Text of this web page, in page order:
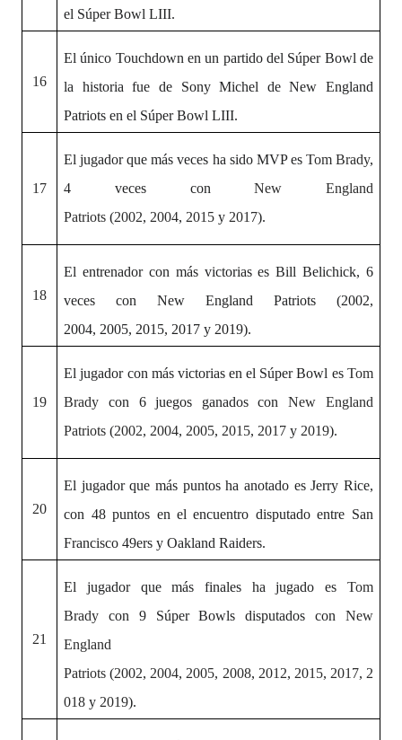
el Súper Bowl LIII.
16
El único Touchdown en un partido del Súper Bowl de
la historia fue de Sony Michel de New England
Patriots en el Súper Bowl LIII.
17
El jugador que más veces ha sido MVP es Tom Brady,
4 veces conNew England
Patriots (2002, 2004, 2015 y 2017).
18
El entrenador con más victorias es Bill Belichick, 6
veces con New England Patriots (2002,
2004, 2005, 2015, 2017 y 2019).
19
El jugador con más victoriasen el Súper Bowl es Tom
Brady con 6 juegos ganados conNew England
Patriots (2002, 2004, 2005, 2015, 2017 y 2019).
20
El jugador que más puntos ha anotado esJerry Rice,
con 48 puntos en el encuentro disputado entre San
Francisco 49ers y Oakland Raiders.
21
El jugador que más finales ha jugado es
Tom
Brady con 9 Súper Bowls disputados con New
England
Patriots (2002, 2004, 2005, 2008, 2012, 2015, 2017, 2
018 y 2019).